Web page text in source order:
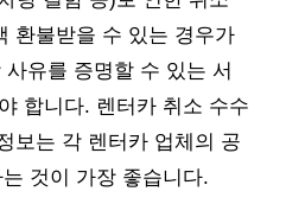
환불받을 수 있는 경우가
유를 증명할 수 있는 서
합니다. 렌터카 취소 수수
보는 각 렌터카 업체의 공
것이 가장 좋습니다.